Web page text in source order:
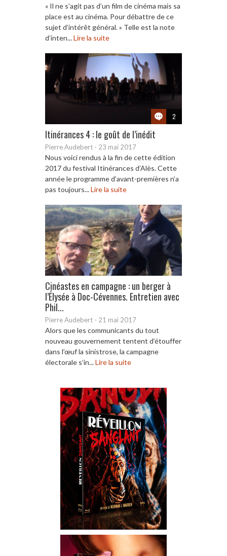
« Il ne s’agit pas d’un film de cinéma mais sa
place est au cinéma. Pour débattre de ce
sujet d’intérêt général. » Telle est la note
d’inten...Lire la suite
2
Itinérances 4 : le goût de l’inédit
Pierre Audebert - 23 mai 2017
Nous voici rendus à la fin de cette édition
2017 du festival Itinérances d’Alès. Cette
année le programme d’avant-premières n’a
pas toujours...Lire la suite
Cinéastes en campagne : un berger à
l’Élysée à Doc-Cévennes. Entretien avec
Phil...
Pierre Audebert - 21 mai 2017
Alors que les communicants du tout
nouveau gouvernement tentent d’étouffer
dans l’œuf la sinistrose, la campagne
électorale s’in...Lire la suite